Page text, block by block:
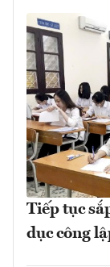
Tiếp tục
dục công